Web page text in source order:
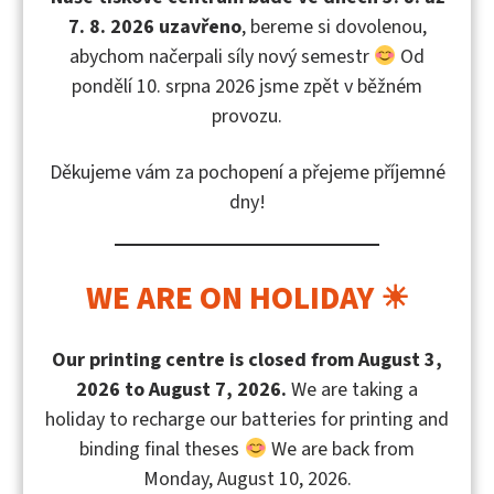
pravidelně účastní jak domácích, tak i zahraničních
konferencí, workshopů a symposií se zaměřením na
problematiku CBRN. Pro úplnost je možné dodat, že
zveřejněný materiál byl zpracován pouze na základě
přiznat, že nejcennější informace o odborné oblasti
CBRN jsou publikovány především ve zpravodajských
doplněna bohatou přílohovou částí, kde jsou mimo
jiné uvedeny i rozsáhlé případové studie zneužití
sarinu v japonském Matsumoto (1994) a v tokijském
metru (Tokio 1995).
O autorech
7. 8. 2026 uzavřeno, bereme si dovolenou,
abychom načerpali síly nový semestr
Od
pondělí 10. srpna 2026 jsme zpět v běžném
provozu.
Děkujeme vám za pochopení a přejeme příjemné
dny!
WE ARE ON HOLIDAY ☀
Our printing centre is closed from August 3,
2026 to August 7, 2026. We are taking a
holiday to recharge our batteries for printing and
binding final theses
We are back from
Monday, August 10, 2026.